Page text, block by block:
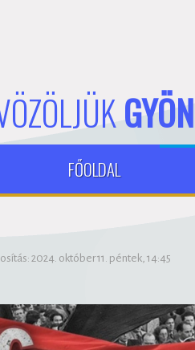
FŐOLDAL
2024. október 11. péntek, 14:45